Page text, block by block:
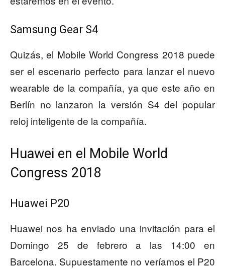
Samsung Gear S4
Quizás, el Mobile World Congress 2018 puede
ser el escenario perfecto para lanzar el nuevo
wearable de la compañía, ya que este año en
Berlín no lanzaron la versión S4 del popular
reloj inteligente de la compañía.
Huawei en el Mobile World
Congress 2018
Huawei P20
Huawei nos ha enviado una invitación para el
Domingo 25 de febrero a las 14:00 en
Barcelona. Supuestamente no veríamos el P20